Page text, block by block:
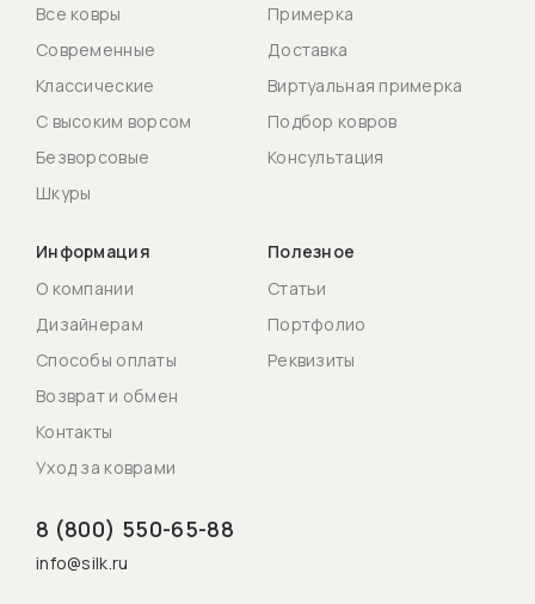
Все ковры
Современные
Классические
С высоким ворсом
Безворсовые
Шкуры
Примерка
Доставка
Виртуальная примерка
Подбор ковров
Консультация
Информация
О компании
Дизайнерам
Способы оплаты
Возврат и обмен
Контакты
Уход за коврами
Полезное
Статьи
Портфолио
Реквизиты
8 (800) 550-65-88
info@silk.ru